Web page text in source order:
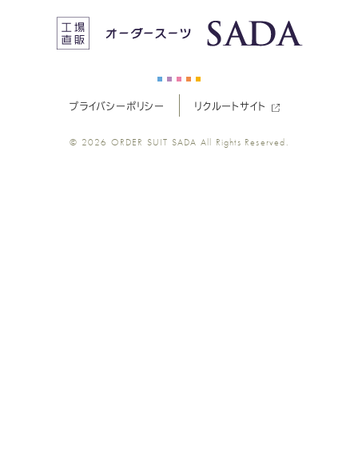
ス
ツ
ス
ー
ス
ー
ツ
ス
ツ
ス
ツ
プライバシーポリシー リクルートサイト
© 2026 ORDER SUIT SADA All Rights Reserved.